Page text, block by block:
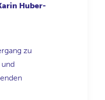
Huber-
zu